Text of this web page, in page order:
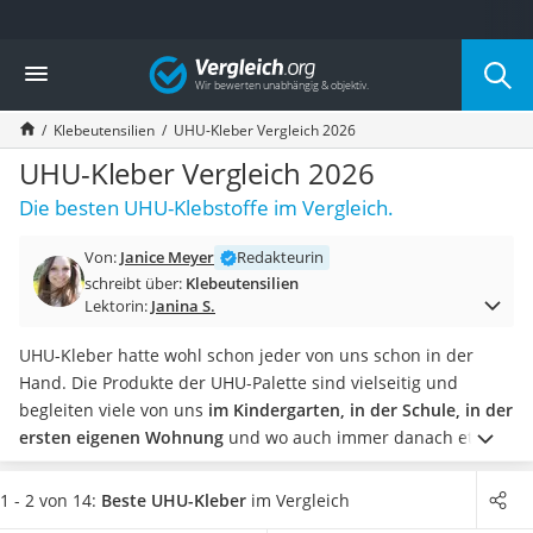
Die beliebtesten Vergleiche nach Kategorie
Wohnen
Matratzen-Topper
Matratzen
Konferenzlautsprecher
Tageslichtlampe
Badlüfter
Bürohocker
Außenleuchte mit Kamera
Akku-Tischlampe
Konferenzmikrofon
Klappmatratze
Duschkopf mit Kalkfilter
Aktenvernichter Sicherheitsstufe 4
Bettgitter
Vergleich
Klebeutensilien UHU-Kleber Vergleich 2026
UHU-Kleber Vergleich 2026
Die besten UHU-Klebstoffe im Vergleich.
Von: Janice Meyer
Redakteurin
schreibt über: Klebeutensilien
Lektorin: Janina S.
UHU-Kleber hatte wohl schon jeder von uns schon in der
Hand. Die Produkte der UHU-Palette sind vielseitig und
begleiten viele von uns im Kindergarten, in der Schule, in der
ersten eigenen Wohnung und wo auch immer danach etwas
kaputtgeht oder gebastelt werden muss.Die Firma selbst
bezeichnet sich als „den Problemlöser für alle Klebefälle“ und
1 - 2 von 14: Beste UHU-Kleber im Vergleich